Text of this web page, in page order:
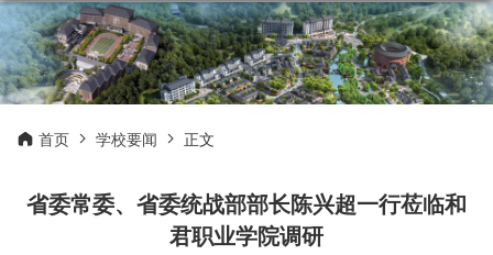
首页 学校要闻 正文
省委常委、省委统战部部长陈兴超一行莅临和
君职业学院调研